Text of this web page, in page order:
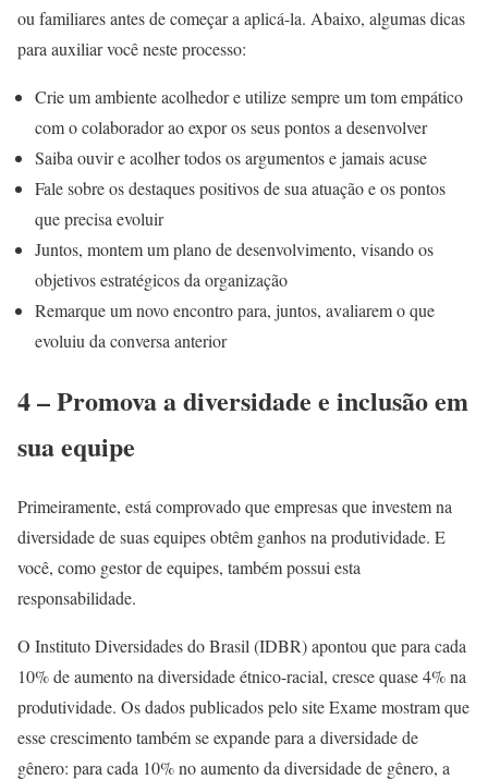
ou familiares antes de começar a aplicá-la. Abaixo, algumas dicas
para auxiliar você neste processo:
Crie um ambiente acolhedor e utilize sempre um tom empático
com o colaborador ao expor os seus pontos a desenvolver
Saiba ouvir e acolher todos os argumentos e jamais acuse
Fale sobre os destaques positivos de sua atuação e os pontos
que precisa evoluir
Juntos, montem um plano de desenvolvimento, visando os
objetivos estratégicos da organização
Remarque um novo encontro para, juntos, avaliarem o que
evoluiu da conversa anterior
4 – Promova a diversidade e inclusão em
sua equipe
Primeiramente, está comprovado que empresas que investem na
diversidade de suas equipes obtêm ganhos na produtividade. E
você, como gestor de equipes, também possui esta
responsabilidade.
O Instituto Diversidades do Brasil (IDBR) apontou que para cada
10% de aumento na diversidade étnico-racial, crescequase 4% na
produtividade. Os dados publicados pelo site Exame mostram que
esse crescimento também se expande para a diversidade de
gênero: para cada 10% noaumentoda diversidade de gênero, a